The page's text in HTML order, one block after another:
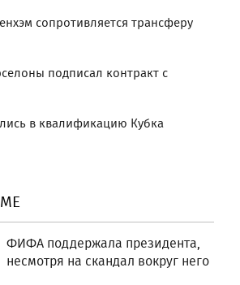
сопротивляется трансферу
подписал контракт с
в квалификацию Кубка
ФИФА поддержала президента,
несмотря на скандал вокруг него